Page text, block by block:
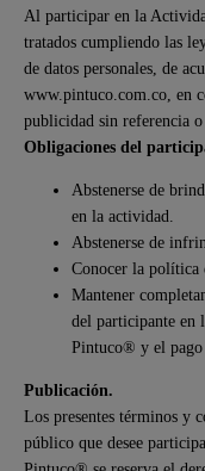
Al participar en la
tratados cumpliendo las
de datos personales, de
www.pintuco.com.co, en
publicidad sin referencia
Obligaciones del
Abstenerse de
en la actividad.
Abstenerse de
Conocer la política
Mantener
del participante en
Pintuco® y el pago
Publicación.
Los presentes términos y
público que desee